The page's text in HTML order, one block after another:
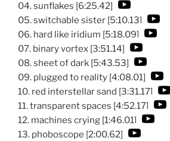
04. sunflakes [6:25.42]
05. switchable sister [5:10.13]
06. hard like iridium [5:18.09]
07. binary vortex [3:51.14]
08. sheet of dark [5:43.53]
09. plugged to reality [4:08.01]
10. red interstellar sand [3:31.17]
11. transparent spaces [4:52.17]
12. machines crying [1:46.01]
13. phoboscope [2:00.62]